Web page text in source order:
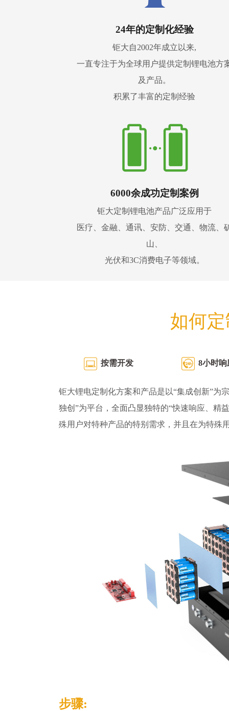
24年的定制化经验
钜大自2002年成立以来,
一直专注于为全球用户提供定制锂电池方
及产品。
积累了丰富的定制经验
6000余成功定制案例
钜大定制锂电池产品广泛应用于
医疗、金融、通讯、安防、交通、物流、
山、
光伏和3C消费电子等领域。
如何
按需开发 8小时响
钜大锂电定制化方案和产品是以“集成创新”为
独创”为平台，全面凸显独特的“快速响应、精
殊用户对特种产品的特别需求，并且在为特殊
步骤: